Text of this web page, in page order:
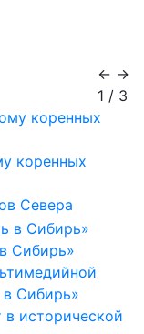
← →
1 / 3
коренных
Севера
Сибирь»
в Сибирь»
в исторической